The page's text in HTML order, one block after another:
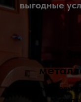
выгодные
Мы готовы